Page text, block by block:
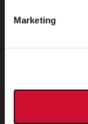
Marketing